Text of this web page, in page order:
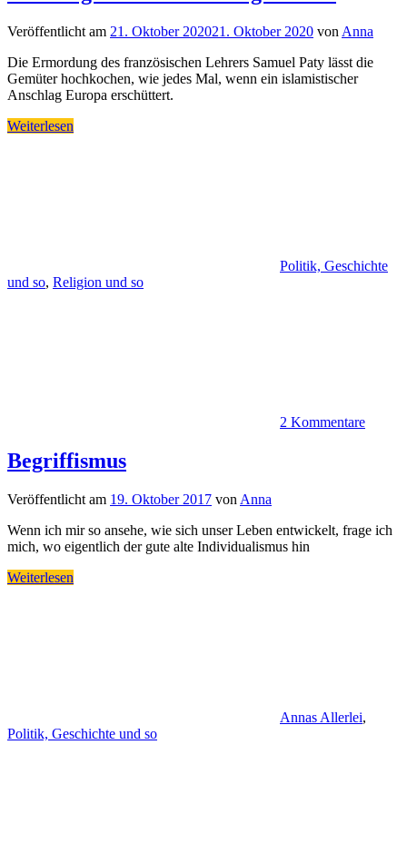
Veröffentlicht am 21. Oktober 202021. Oktober 2020 von Anna
Die Ermordung des französischen Lehrers Samuel Paty lässt die
Gemüter hochkochen, wie jedes Mal, wenn ein islamistischer
Anschlag Europa erschüttert.
Weiterlesen
Politik, Geschichte
und so, Religion und so
2 Kommentare
Begriffismus
Veröffentlicht am 19. Oktober 2017 von Anna
Wenn ich mir so ansehe, wie sich unser Leben entwickelt, frage ich
mich, wo eigentlich der gute alte Individualismus hin
Weiterlesen
Annas Allerlei,
Politik, Geschichte und so